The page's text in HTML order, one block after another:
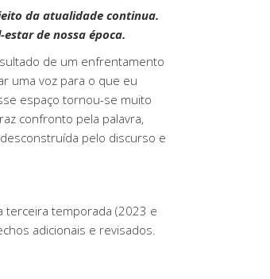
da atualidade continua.
de nossa época.
de um enfrentamento
uma voz para o que eu
espaço tornou-se muito
confronto pela palavra,
pelo discurso e
terceira temporada (2023 e
adicionais e revisados.